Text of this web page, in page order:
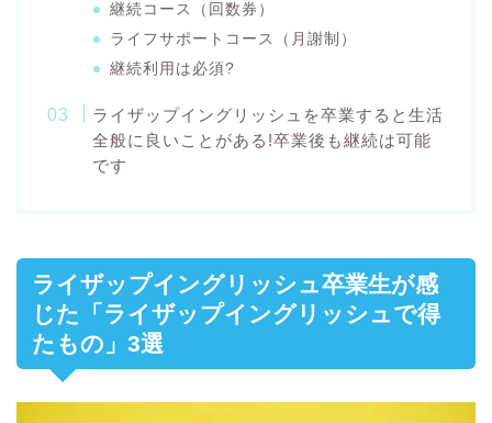
継続コース（回数券）
ライフサポートコース（月謝制）
継続利用は必須?
ライザップイングリッシュを卒業すると生活
全般に良いことがある!卒業後も継続は可能
です
ライザップイングリッシュ卒業生が感
じた「ライザップイングリッシュで得
たもの」3選